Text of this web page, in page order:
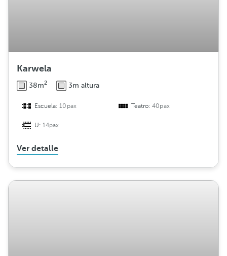
Karwela
38m2 3m altura
Escuela:10pax Teatro:40pax
U:14pax
Ver detalle